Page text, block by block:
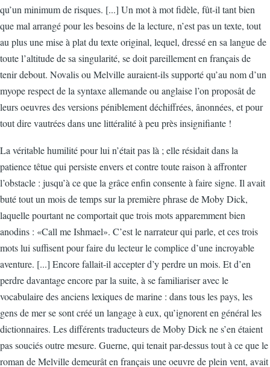
qu’un minimum de risques. [...] Un mot à mot fidèle, fût-il tant bien
que mal arrangé pour les besoins de la lecture, n’est pas un texte, tout
au plus une mise à plat du texte original, lequel, dressé en sa langue de
toute l’altitude de sa singularité, se doit pareillement en français de
tenir debout. Novalis ou Melville auraient-ils supporté qu’au nom d’un
myope respect de la syntaxe allemande ou anglaise l’on proposât de
leurs oeuvres des versions péniblement déchiffrées, ânonnées, et pour
tout dire vautrées dans une littéralité à peu près insignifiante !
La véritable humilité pour lui n’était pas là ; elle résidait dans la
patience têtue qui persiste envers et contre toute raison à affronter
l’obstacle : jusqu’à ce que la grâce enfin consente à faire signe. Il avait
buté tout un mois de temps sur la première phrase de Moby Dick,
laquelle pourtant ne comportait que trois mots apparemment bien
anodins : «Call me Ishmael». C’est le narrateur qui parle, et ces trois
mots lui suffisent pour faire du lecteur le complice d’une incroyable
aventure. [...] Encore fallait-il accepter d’y perdre un mois. Et d’en
perdre davantage encore par la suite, à se familiariser avec le
vocabulaire des anciens lexiques de marine : dans tous les pays, les
gens de mer se sont créé un langage à eux, qu’ignorent en général les
dictionnaires. Les différents traducteurs de Moby Dick ne s’en étaient
pas souciés outre mesure. Guerne, qui tenait par-dessus tout à ce que le
roman de Melville demeurât en français une oeuvre de plein vent, avait